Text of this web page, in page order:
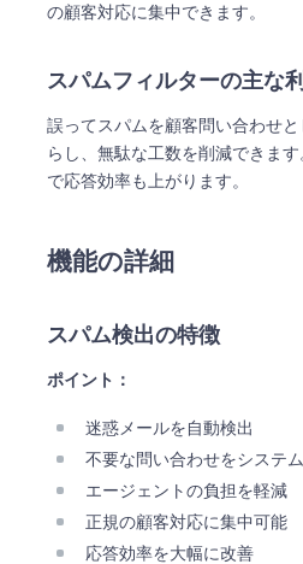
の顧客対応に集中できます。
スパムフィルターの主な
誤ってスパムを顧客問い合わせ
らし、無駄な工数を削減できま
で応答効率も上がります。
機能の詳細
スパム検出の特徴
ポイント：
迷惑メールを自動検出
不要な問い合わせをシステ
エージェントの負担を軽減
正規の顧客対応に集中可能
応答効率を大幅に改善